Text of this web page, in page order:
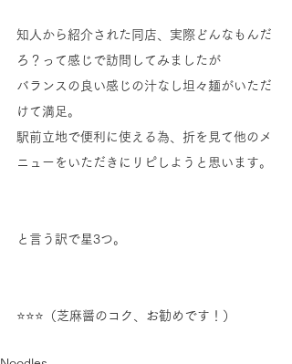
知人から紹介された同店、実際どんなもんだ
ろ？って感じで訪問してみましたが
バランスの良い感じの汁なし坦々麺がいただ
けて満足。
駅前立地で便利に使える為、折を見て他のメ
ニューをいただきにリピしようと思います。
と言う訳で星3つ。
⭐⭐⭐（芝麻醤のコク、お勧めです！）